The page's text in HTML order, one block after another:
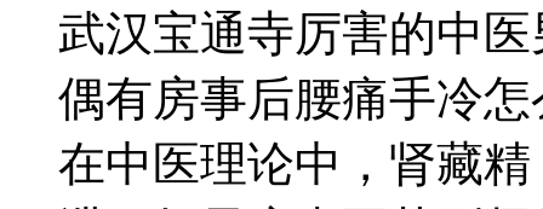
武汉宝通寺厉害的中
偶有房事后腰痛手冷
在中医理论中，肾藏